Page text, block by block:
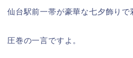
仙台駅前一帯が豪華な七夕飾りで
圧巻の一言ですよ。